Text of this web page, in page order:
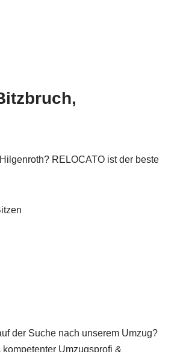
RELOCATO ist der beste
der Suche nach unserem Umzug?
Umzugsprofi &